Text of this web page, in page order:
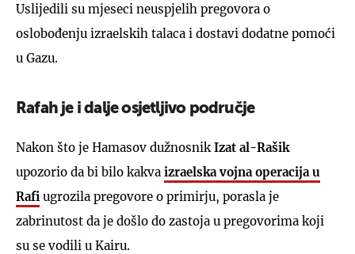
Uslijedili su mjeseci neuspjelih pregovora o
oslobođenju izraelskih talaca i dostavi dodatne pomoći
u Gazu.
Rafah je i dalje osjetljivo područje
Nakon što je Hamasov dužnosnik Izat al-Rašik
upozorio da bi bilo kakva izraelska vojna operacija u
Rafi ugrozila pregovore o primirju, porasla je
zabrinutost da je došlo do zastoja u pregovorima koji
su se vodili u Kairu.